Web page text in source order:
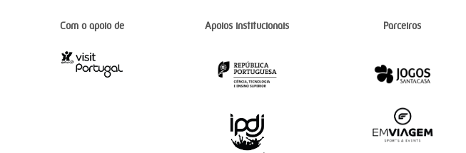
Com o apoio de Apoios institucionais Parceiros